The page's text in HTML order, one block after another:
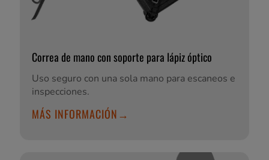
Correa de mano con soporte para lápiz óptico
Uso seguro con una sola mano para escaneos e
inspecciones.
MÁS INFORMACIÓN→